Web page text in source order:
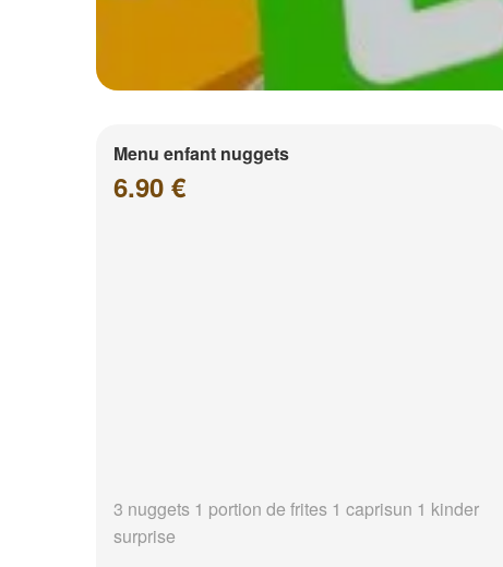
Menu enfant nuggets
6.90 €
3 nuggets 1 portion de frites 1 caprisun 1 kinder
surprise